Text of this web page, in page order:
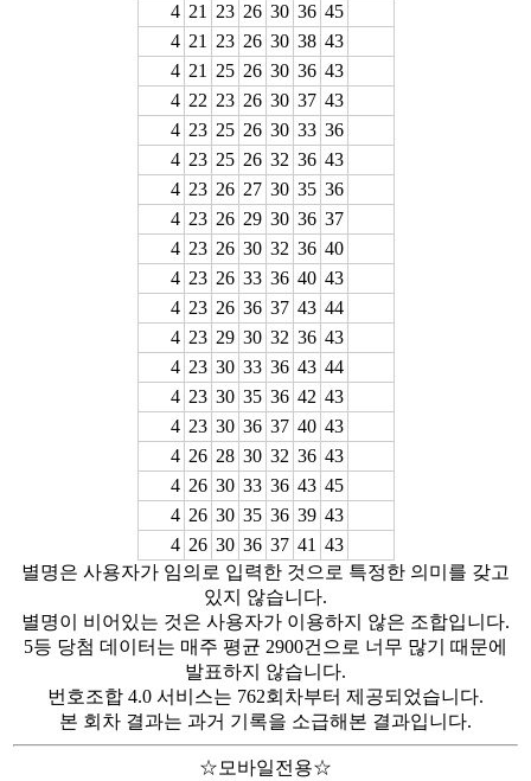
4 21 23 26 30 36 45
4 21 23 26 30 38 43
4 21 25 26 30 36 43
4 22 23 26 30 37 43
4 23 25 26 30 33 36
4 23 25 26 32 36 43
4 23 26 27 30 35 36
4 23 26 29 30 36 37
4 23 26 30 32 36 40
4 23 26 33 36 40 43
4 23 26 36 37 43 44
4 23 29 30 32 36 43
4 23 30 33 36 43 44
4 23 30 35 36 42 43
4 23 30 36 37 40 43
4 26 28 30 32 36 43
4 26 30 33 36 43 45
4 26 30 35 36 39 43
4 26 30 36 37 41 43
별명은 사용자가 임의로 입력한 것으로 특정한 의미를 갖고
있지 않습니다.
별명이 비어있는 것은 사용자가 이용하지 않은 조합입니다.
5등 당첨 데이터는 매주 평균 2900건으로 너무 많기 때문에
발표하지 않습니다.
번호조합 4.0 서비스는 762회차부터 제공되었습니다.
본 회차 결과는 과거 기록을 소급해본 결과입니다.
☆모바일전용☆